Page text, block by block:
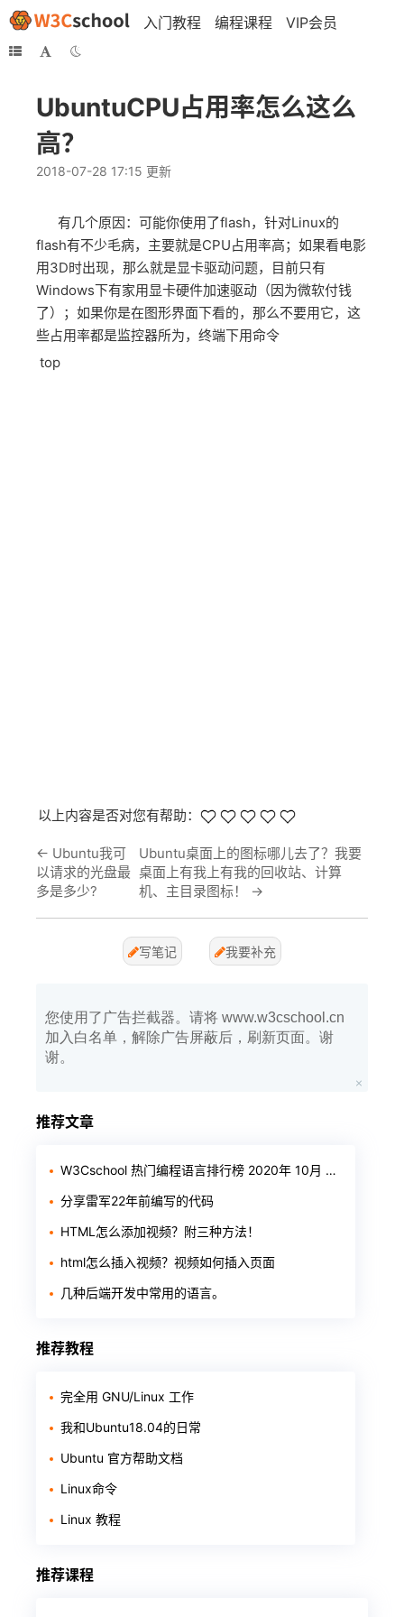
入门教程 编程课程 VIP会员
UbuntuCPU占用率怎么这么
高？
2018-07-28 17:15 更新
有几个原因：可能你使用了flash，针对Linux的
flash有不少毛病，主要就是CPU占用率高；如果看电影
用3D时出现，那么就是显卡驱动问题，目前只有
Windows下有家用显卡硬件加速驱动（因为微软付钱
了）；如果你是在图形界面下看的，那么不要用它，这
些占用率都是监控器所为，终端下用命令
top
以上内容是否对您有帮助：
← Ubuntu我可
以请求的光盘最
多是多少?
Ubuntu桌面上的图标哪儿去了？我要
桌面上有我上有我的回收站、计算
机、主目录图标！
→
写笔记 我要补充
您使用了广告拦截器。请将 www.w3cschool.cn
加入白名单，解除广告屏蔽后，刷新页面。谢
谢。
推荐文章
W3Cschool 热门编程语言排行榜 2020年 10月 TOP10
分享雷军22年前编写的代码
HTML怎么添加视频？附三种方法！
html怎么插入视频？视频如何插入页面
几种后端开发中常用的语言。
推荐教程
完全用 GNU/Linux 工作
我和Ubuntu18.04的日常
Ubuntu 官方帮助文档
Linux命令
Linux 教程
推荐课程